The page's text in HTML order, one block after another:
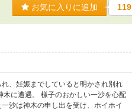
お気に入りに追加 119
、妊娠までしていると明かされ別れ
に遭遇。 様子のおかしい一沙を心配
沙は神木の申し出を受け、ホイホイ